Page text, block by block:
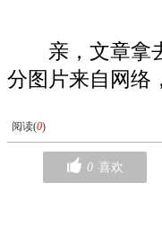
亲，文章拿去
分图片来自网络
阅读(0)
0 喜欢